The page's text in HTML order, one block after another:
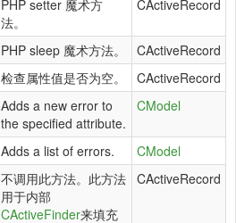
PHP setter 魔术方
法。
CActiveRecord
PHP sleep 魔术方法。
CActiveRecord
检查属性值是否为空。
CActiveRecord
Adds a new error to
the specified attribute.
CModel
Adds a list of errors.
CModel
不调用此方法。此方法
用于内部
CActiveFinder来填充
CActiveRecord